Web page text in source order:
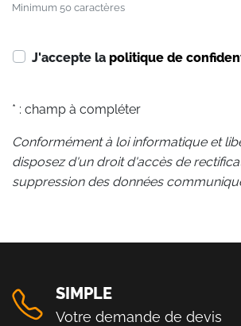
Minimum 50 caractères
J'accepte la politique de
* : champ à compléter
Conformément à loi informatique et
disposez d'un droit d'accès de
suppression des données
SIMPLE
Votre demande de devis